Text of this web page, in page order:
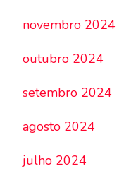
novembro 2024
outubro 2024
setembro 2024
agosto 2024
julho 2024